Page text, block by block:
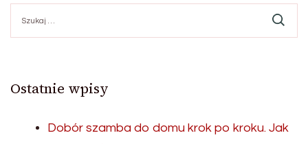
Ostatnie wpisy
Dobór szamba do domu krok po kroku. Jak